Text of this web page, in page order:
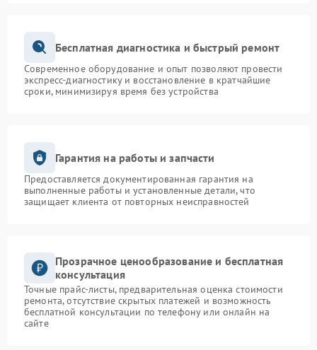
Бесплатная диагностика и быстрый ремонт
Современное оборудование и опыт позволяют провести
экспресс-диагностику и восстановление в кратчайшие
сроки, минимизируя время без устройства
Гарантия на работы и запчасти
Предоставляется документированная гарантия на
выполненные работы и установленные детали, что
защищает клиента от повторных неисправностей
Прозрачное ценообразование и бесплатная
консультация
Точные прайс-листы, предварительная оценка стоимости
ремонта, отсутствие скрытых платежей и возможность
бесплатной консультации по телефону или онлайн на
сайте